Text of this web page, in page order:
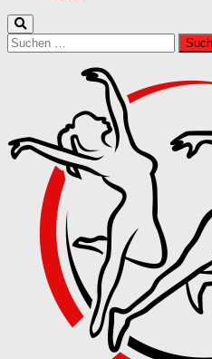
Suchen
nach: